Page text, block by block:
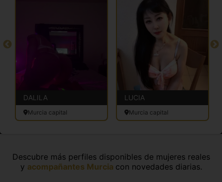
DALILA
Murcia capital
LUCIA
Murcia capital
Descubre más perfiles disponibles de mujeres reales
y acompañantes Murcia con novedades diarias.